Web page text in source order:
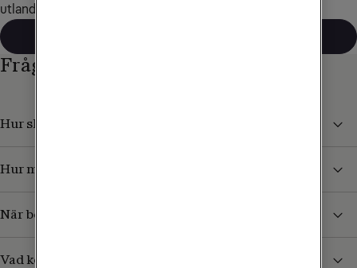
utlandsresa.
Frågor och svar
Hur skyddar jag mig från höga kostnader i utlandet?
Hur mycket kan jag surfa utomlands?
När börjar jag betala för surf och samtal i utlandet?
Vad kostar det att ta emot sms/mms från Sverige?